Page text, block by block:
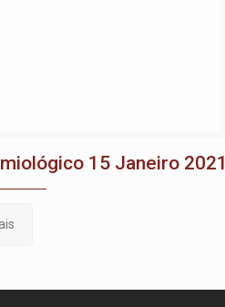
15 Janeiro 2021